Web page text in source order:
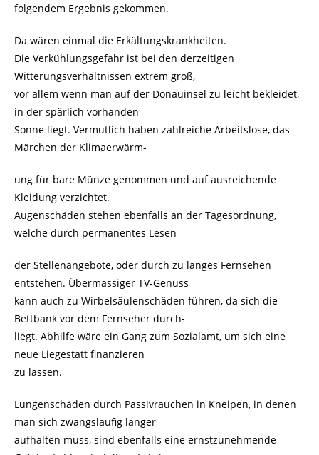
folgendem Ergebnis gekommen.
Da wären einmal die Erkältungskrankheiten.
Die Verkühlungsgefahr ist bei den derzeitigen
Witterungsverhältnissen extrem groß,
vor allem wenn man auf der Donauinsel zu leicht bekleidet,
in der spärlich vorhanden
Sonne liegt. Vermutlich haben zahlreiche Arbeitslose, das
Märchen der Klimaerwärm-
ung für bare Münze genommen und auf ausreichende
Kleidung verzichtet.
Augenschäden stehen ebenfalls an der Tagesordnung,
welche durch permanentes Lesen
der Stellenangebote, oder durch zu langes Fernsehen
entstehen. Übermässiger TV-Genuss
kann auch zu Wirbelsäulenschäden führen, da sich die
Bettbank vor dem Fernseher durch-
liegt. Abhilfe wäre ein Gang zum Sozialamt, um sich eine
neue Liegestatt finanzieren
zu lassen.
Lungenschäden durch Passivrauchen in Kneipen, in denen
man sich zwangsläufig länger
aufhalten muss, sind ebenfalls eine ernstzunehmende